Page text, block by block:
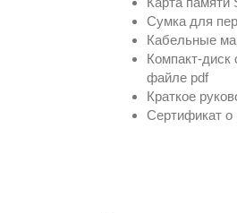
Сумка для
Кабельные
Компакт-диск
файле pdf
Краткое
Сертификат о